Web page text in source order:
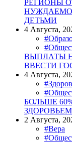
РЕГИОНЫ
ДЕТЬМИ
4 Августа,
ВЫПЛАТЫ
ВВЕСТИ
4 Августа,
БОЛЬШЕ
ЗДОРОВЬЕМ
2 Августа,
#Вера